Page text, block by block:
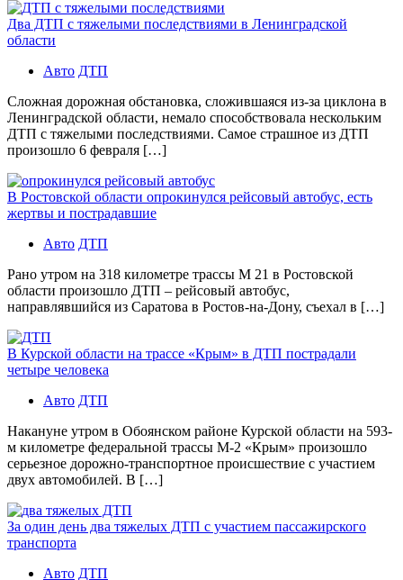
Два ДТП с тяжелыми последствиями в Ленинградской
области
Авто ДТП
Сложная дорожная обстановка, сложившаяся из-за циклона в
Ленинградской области, немало способствовала нескольким
ДТП с тяжелыми последствиями. Самое страшное из ДТП
произошло 6 февраля […]
В Ростовской области опрокинулся рейсовый автобус, есть
жертвы и пострадавшие
Авто ДТП
Рано утром на 318 километре трассы М 21 в Ростовской
области произошло ДТП – рейсовый автобус,
направлявшийся из Саратова в Ростов-на-Дону, съехал в […]
В Курской области на трассе «Крым» в ДТП пострадали
четыре человека
Авто ДТП
Накануне утром в Обоянском районе Курской области на 593-
м километре федеральной трассы М-2 «Крым» произошло
серьезное дорожно-транспортное происшествие с участием
двух автомобилей. В […]
За один день два тяжелых ДТП с участием пассажирского
транспорта
Авто ДТП